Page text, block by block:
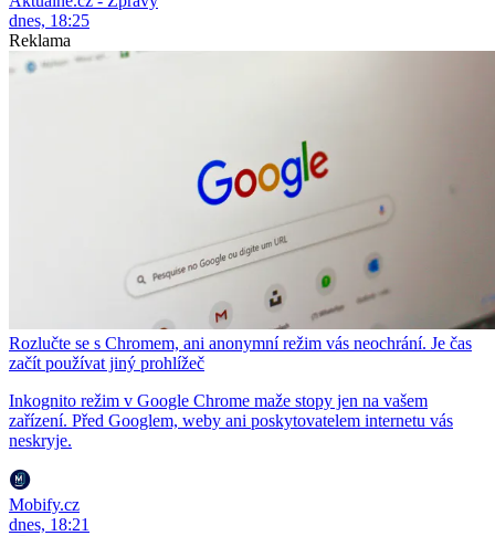
dnes, 18:25
Reklama
Rozlučte se s Chromem, ani anonymní režim vás neochrání. Je čas
začít používat jiný prohlížeč
Inkognito režim v Google Chrome maže stopy jen na vašem
zařízení. Před Googlem, weby ani poskytovatelem internetu vás
neskryje.
Mobify.cz
dnes, 18:21